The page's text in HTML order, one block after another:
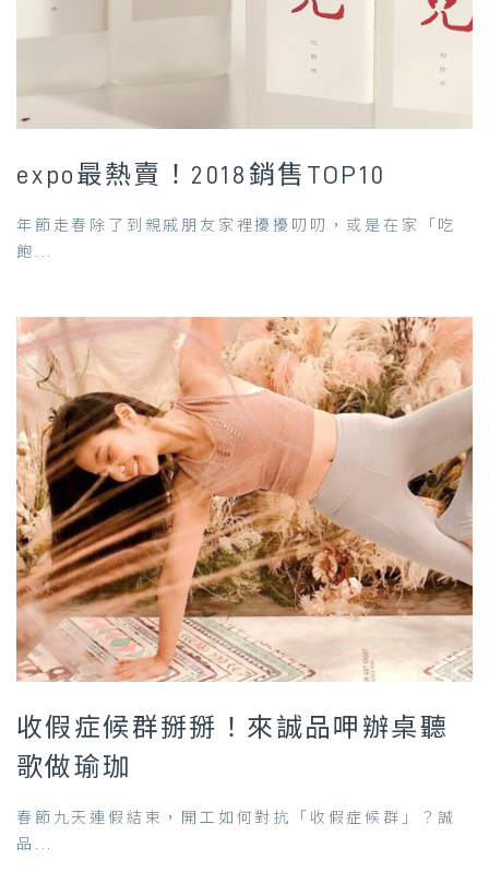
expo最熱賣！2018銷售TOP10
年節走春除了到親戚朋友家裡擾擾叨叨，或是在家「吃
飽...
收假症候群掰掰！來誠品呷辦桌聽
歌做瑜珈
春節九天連假結束，開工如何對抗「收假症候群」？誠
品...